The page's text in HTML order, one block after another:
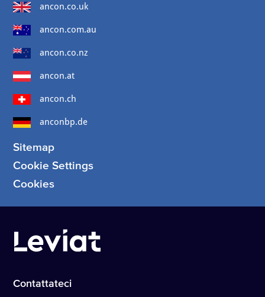
ancon.co.uk
ancon.com.au
ancon.co.nz
ancon.at
ancon.ch
anconbp.de
Sitemap
Cookie Settings
Cookies
Contattateci